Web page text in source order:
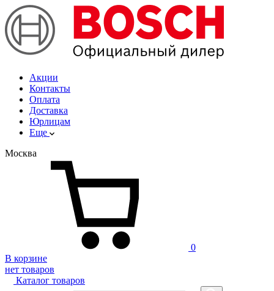
Акции
Контакты
Оплата
Доставка
Юрлицам
Еще
Москва
0
В корзине
нет товаров
Каталог товаров